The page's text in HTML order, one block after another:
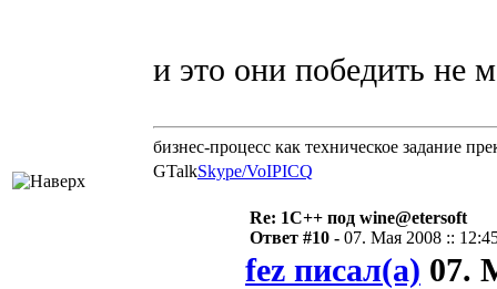
и это они побeдить не
бизнес-процесс как техническое задание
GTalkSkype/VoIPICQ
Re: 1С++ под wine@etersoft
Ответ #10 - 07. Мая 2008 ::
fez писал(а) 07.